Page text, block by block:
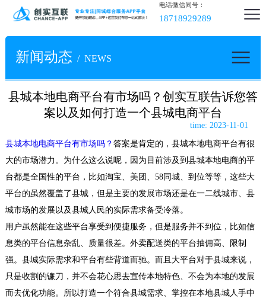
电话微信同号：
18718929289
新闻动态 / NEWS
县城本地电商平台有市场吗？创实互联告诉您答
案以及如何打造一个县城电商平台
time: 2023-11-01
县城本地电商平台有市场吗？ 答案是肯定的，县城本地电商平台有很
大的市场潜力 。为什么这么说呢，因为目前涉及到县城本地电商的平
台都是全国性的平台，比如淘宝、美团、 58同城、到位等等，这些大
平台的虽然覆盖了县城，但是主要的发展市场还是在一二线城市、县
城市场的发展以及县城人民的实际需求备受冷落。
用户虽然能在这些平台享受到便捷服务，但是服务并不到位，比如信
息类的平台信息杂乱、质量很差。外卖配送类的平台抽佣高、限制
强。县城实际需求和平台有些背道而驰。而且大平台对于县城来说，
只是收割的镰刀，并不会花心思去宣传本地特色、不会为本地的发展
而去优化功能。所以打造一个符合县城需求、掌控在本地县城人手中